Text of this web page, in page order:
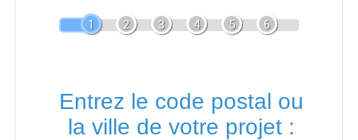
1 2 3 4 5 6
Entrez le code postal ou
la ville de votre projet :